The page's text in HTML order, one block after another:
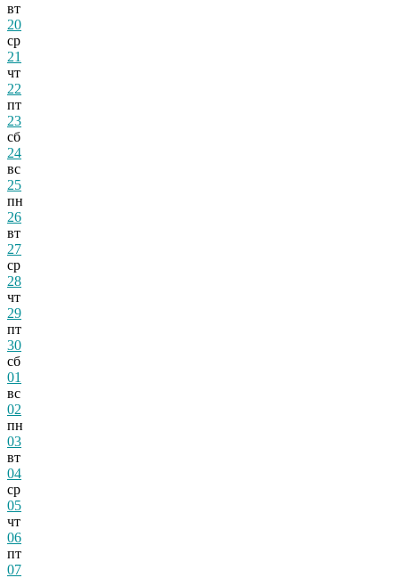
вт
20
ср
21
чт
22
пт
23
сб
24
вс
25
пн
26
вт
27
ср
28
чт
29
пт
30
сб
01
вс
02
пн
03
вт
04
ср
05
чт
06
пт
07